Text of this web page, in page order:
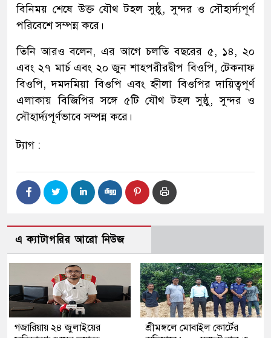
বিনিময় শেষে উক্ত যৌথ টহল সুষ্ঠু, সুন্দর ও সৌহার্দ্যপূর্ণ
পরিবেশে সম্পন্ন করে।
তিনি আরও বলেন, এর আগে চলতি বছরের ৫, ১৪, ২০
এবং ২৭ মার্চ এবং ২০ জুন শাহপরীরদ্বীপ বিওপি, টেকনাফ
বিওপি, দমদমিয়া বিওপি এবং হ্নীলা বিওপির দায়িত্বপূর্ণ
এলাকায় বিজিপির সঙ্গে ৫টি যৌথ টহল সুষ্ঠু, সুন্দর ও
সৌহার্দ্যপূর্ণভাবে সম্পন্ন করে।
ট্যাগ :
এ ক্যাটাগরির আরো নিউজ
গজারিয়ায় ২৪ জুলাইয়ের
শ্রীমঙ্গলে মোবাইল কোর্টের